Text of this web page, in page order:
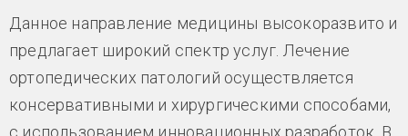
Данное направление медицины высокоразвито и
предлагает широкий спектр услуг. Лечение
ортопедических патологий осуществляется
консервативными и хирургическими способами,
с использованием инновационных разработок. В